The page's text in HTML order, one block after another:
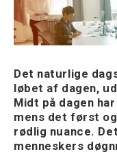
Det naturlige
løbet af dagen,
Midt på dagen
mens det først
rødlig nuance.
menneskers